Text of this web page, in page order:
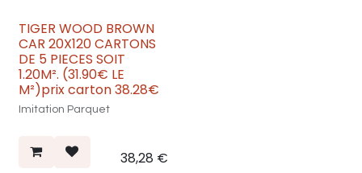
Nouveau
TIGER WOOD BROWN
CAR 20X120 CARTONS
DE 5 PIECES SOIT
1.20M². (31.90€ LE
M²)prix carton 38.28€
Imitation Parquet
38,28 €